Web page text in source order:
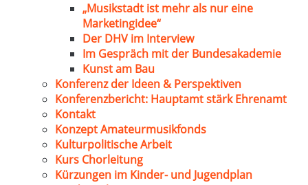
„Musikstadt ist mehr als nur eine
Marketingidee“
Der DHV im Interview
Im Gespräch mit der Bundesakademie
Kunst am Bau
Konferenz der Ideen & Perspektiven
Konferenzbericht: Hauptamt stärk Ehrenamt
Kontakt
Konzept Amateurmusikfonds
Kulturpolitische Arbeit
Kurs Chorleitung
Kürzungen im Kinder- und Jugendplan